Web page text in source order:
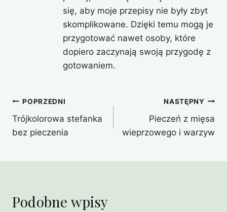
się, aby moje przepisy nie były zbyt
skomplikowane. Dzięki temu mogą je
przygotować nawet osoby, które
dopiero zaczynają swoją przygodę z
gotowaniem.
Nawigacja
wpisu
POPRZEDNI
Trójkolorowa stefanka
bez pieczenia
NASTĘPNY
Pieczeń z mięsa
wieprzowego i warzyw
Podobne wpisy